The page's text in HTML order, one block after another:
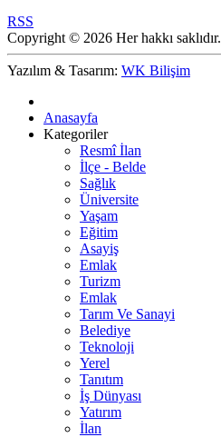
RSS
Copyright © 2026 Her hakkı saklıdır.
Yazılım & Tasarım: WK Bilişim
Anasayfa
Kategoriler
Resmî İlan
İlçe - Belde
Sağlık
Üniversite
Yaşam
Eğitim
Asayiş
Emlak
Turizm
Emlak
Tarım Ve Sanayi
Belediye
Teknoloji
Yerel
Tanıtım
İş Dünyası
Yatırım
İlan